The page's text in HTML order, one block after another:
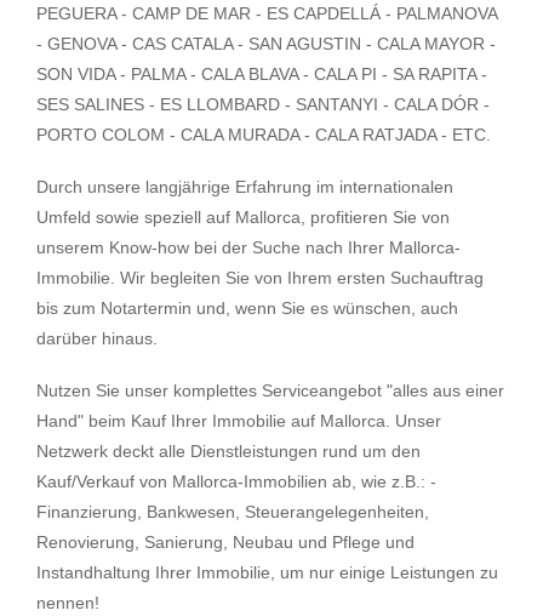
PEGUERA - CAMP DE MAR - ES CAPDELLÁ - PALMANOVA
- GENOVA - CAS CATALA - SAN AGUSTIN - CALA MAYOR -
SON VIDA - PALMA - CALA BLAVA - CALA PI - SA RAPITA -
SES SALINES - ES LLOMBARD - SANTANYI - CALA DÓR -
PORTO COLOM - CALA MURADA - CALA RATJADA - ETC.
Durch unsere langjährige Erfahrung im internationalen
Umfeld sowie speziell auf Mallorca, profitieren Sie von
unserem Know-how bei der Suche nach Ihrer Mallorca-
Immobilie. Wir begleiten Sie von Ihrem ersten Suchauftrag
bis zum Notartermin und, wenn Sie es wünschen, auch
darüber hinaus.
Nutzen Sie unser komplettes Serviceangebot "alles aus einer
Hand" beim Kauf Ihrer Immobilie auf Mallorca. Unser
Netzwerk deckt alle Dienstleistungen rund um den
Kauf/Verkauf von Mallorca-Immobilien ab, wie z.B.: -
Finanzierung, Bankwesen, Steuerangelegenheiten,
Renovierung, Sanierung, Neubau und Pflege und
Instandhaltung Ihrer Immobilie, um nur einige Leistungen zu
nennen!